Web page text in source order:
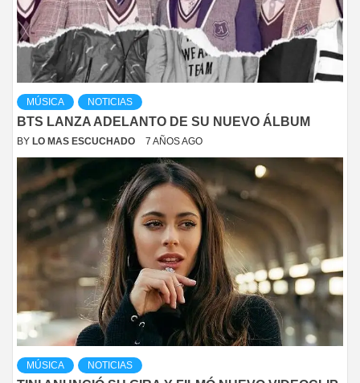
MÚSICA NOTICIAS
BTS LANZA ADELANTO DE SU NUEVO ÁLBUM
BY LO MAS ESCUCHADO 7 AÑOS AGO
MÚSICA NOTICIAS